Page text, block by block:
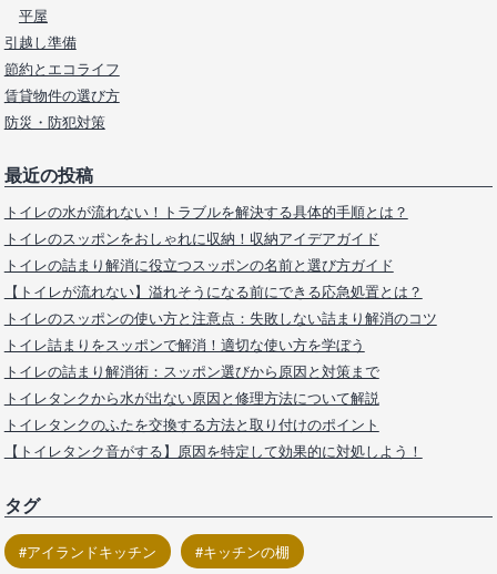
平屋
引越し準備
節約とエコライフ
賃貸物件の選び方
防災・防犯対策
最近の投稿
トイレの水が流れない！トラブルを解決する具体的手順とは？
トイレのスッポンをおしゃれに収納！収納アイデアガイド
トイレの詰まり解消に役立つスッポンの名前と選び方ガイド
【トイレが流れない】溢れそうになる前にできる応急処置とは？
トイレのスッポンの使い方と注意点：失敗しない詰まり解消のコツ
トイレ詰まりをスッポンで解消！適切な使い方を学ぼう
トイレの詰まり解消術：スッポン選びから原因と対策まで
トイレタンクから水が出ない原因と修理方法について解説
トイレタンクのふたを交換する方法と取り付けのポイント
【トイレタンク音がする】原因を特定して効果的に対処しよう！
タグ
アイランドキッチン キッチンの棚